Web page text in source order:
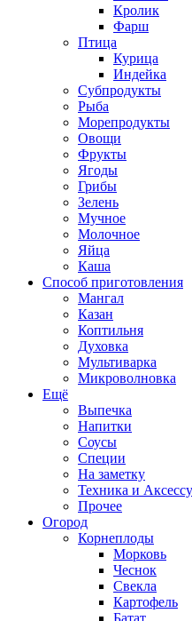
Кролик
Фарш
Птица
Курица
Индейка
Субпродукты
Рыба
Морепродукты
Овощи
Фрукты
Ягоды
Грибы
Зелень
Мучное
Молочное
Яйца
Каша
Способ приготовления
Мангал
Казан
Коптильня
Духовка
Мультиварка
Микроволновка
Ещё
Выпечка
Напитки
Соусы
Специи
На заметку
Техника и
Прочее
Огород
Корнеплоды
Морковь
Чеснок
Свекла
Картофель
Батат